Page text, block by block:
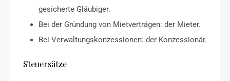
gesicherte Gläubiger.
Bei der Gründung von Mietverträgen: der Mieter.
Bei Verwaltungskonzessionen: der Konzessionär.
Steuersätze